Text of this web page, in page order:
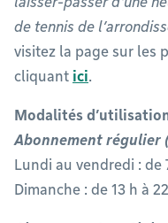
de tennis de
visitez la page sur les
cliquant ici.
Modalités
Abonnement régulier
Lundi au vendredi : de
Dimanche : de 13 h à